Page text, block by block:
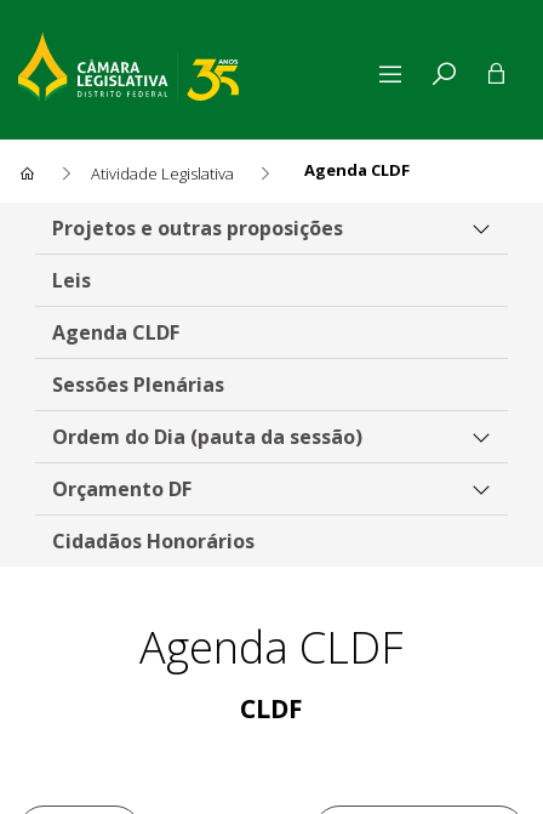
Atividade Legislativa Agenda CLDF
Agenda CLDF
Projetos e outras proposições
Leis
Agenda CLDF
Sessões Plenárias
Ordem do Dia (pauta da sessão)
Orçamento DF
Cidadãos Honorários
Agenda CLDF
CLDF